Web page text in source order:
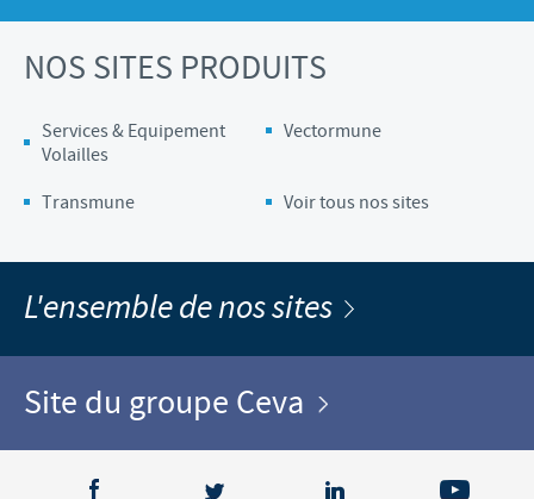
NOS SITES PRODUITS
Services & Equipement
Volailles
Vectormune
Transmune Voir tous nos sites
L'ensemble de nos sites
Site du groupe Ceva